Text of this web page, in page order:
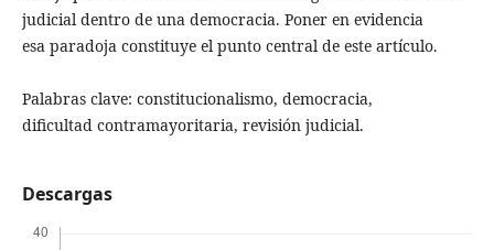
judicial dentro de una democracia. Poner en evidencia
esa paradoja constituye el punto central de este artículo.
Palabras clave: constitucionalismo, democracia,
dificultad contramayoritaria, revisión judicial.
Descargas